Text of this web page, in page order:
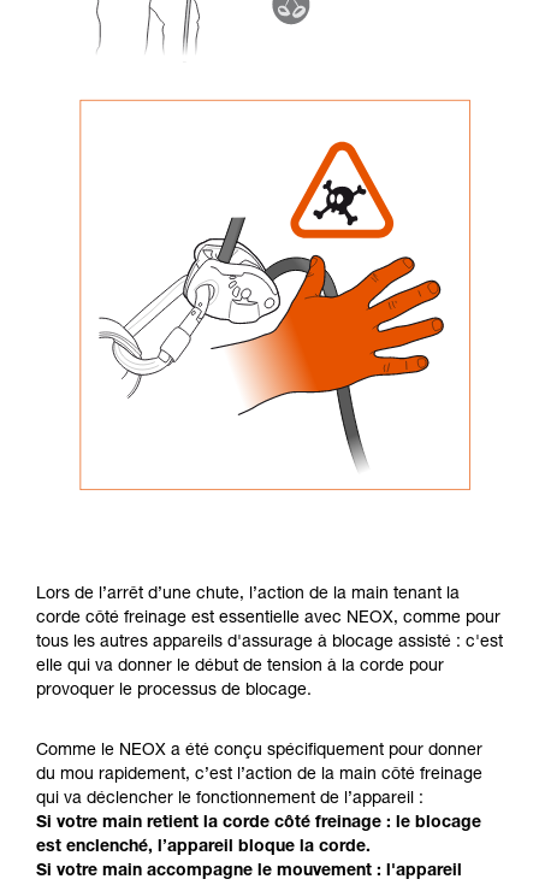
Lors de l’arrêt d’une chute, l’action de la main tenant la
corde côté freinage est essentielle avec NEOX, comme pour
tous les autres appareils d'assurage à blocage assisté : c'est
elle qui va donner le début de tension à la corde pour
provoquer le processus de blocage.
Comme le NEOX a été conçu spécifiquement pour donner
du mou rapidement, c’est l’action de la main côté freinage
qui va déclencher le fonctionnement de l’appareil :
Si votre main retient la corde côté freinage : le blocage
est enclenché, l’appareil bloque la corde.
Si votre main accompagne le mouvement : l'appareil